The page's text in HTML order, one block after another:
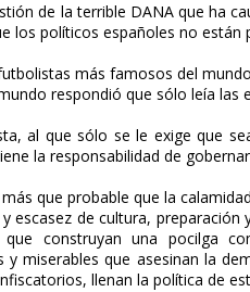
de la terrible DANA que ha
los políticos españoles no
más famosos del
respondió que sólo leía las
al que sólo se le exige que
la responsabilidad de
que probable que la
escasez de cultura,
construyan una pocilga
y miserables que asesinan la
llenan la política de